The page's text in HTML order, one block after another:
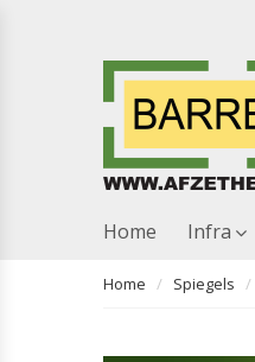
Home Infra
Home Spiegels